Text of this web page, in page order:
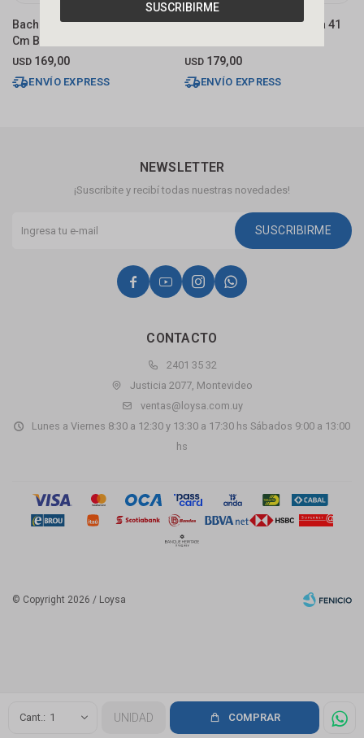
SUSCRIBIRME
1 UNIDAD COMPRAR
Bacha De Apoyo Cuadrada 40
Cm Blanca Brillante Deca
USD 169,00
ENVÍO EXPRESS
Bacha De Apoyo Cuadrada 41
USD 179,00
ENVÍO EXPRESS
CONTACTO
2401 35 32
Justicia 2077, Montevideo
ventas@loysa.com.uy
Lunes a Viernes 8:30 a 12:30 y 13:30 a 17:30 hs Sábados 9:00 a 13:00
hs
NEWSLETTER
¡Suscribite y recibí todas nuestras novedades!
SUSCRIBIRME
   
© Copyright 2026 / Loysa
Fenicio